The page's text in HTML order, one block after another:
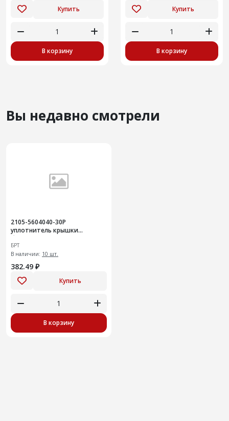
Купить
В корзину
Купить
В корзину
Вы недавно смотрели
2105-5604040-30Р
уплотнитель крышки
багажника
БРТ
В наличии: 10 шт.
382.49 ₽
Купить
В корзину